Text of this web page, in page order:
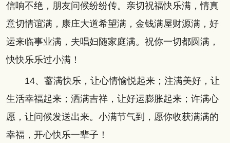
信响不绝，朋友问候纷纷传。亲切祝福快乐满，情真
意切情谊满，康庄大道希望满，金钱满屋财源满，好
运来临事业满，夫唱妇随家庭满。祝你一切都圆满，
快快乐乐过小满！
14、蓄满快乐，让心情愉悦起来；注满美好，让
生活幸福起来；洒满吉祥，让好运膨胀起来；许满心
愿，让问候发送出来。小满节气到，愿你收获满满的
幸福，开心快乐一辈子！